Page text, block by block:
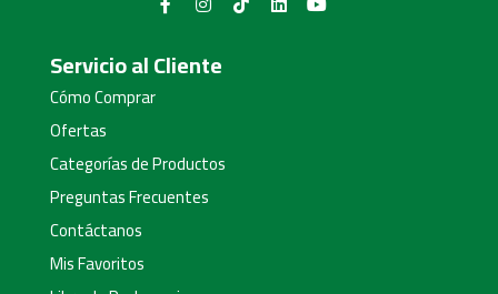
Servicio al Cliente
Cómo Comprar
Ofertas
Categorías de Productos
Preguntas Frecuentes
Contáctanos
Mis Favoritos